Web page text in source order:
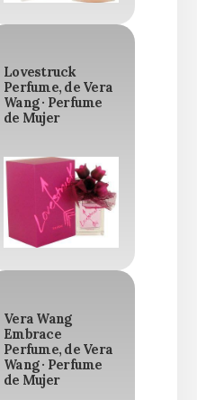
Lovestruck
Perfume, de Vera
Wang · Perfume
de Mujer
Vera Wang
Embrace
Perfume, de Vera
Wang · Perfume
de Mujer